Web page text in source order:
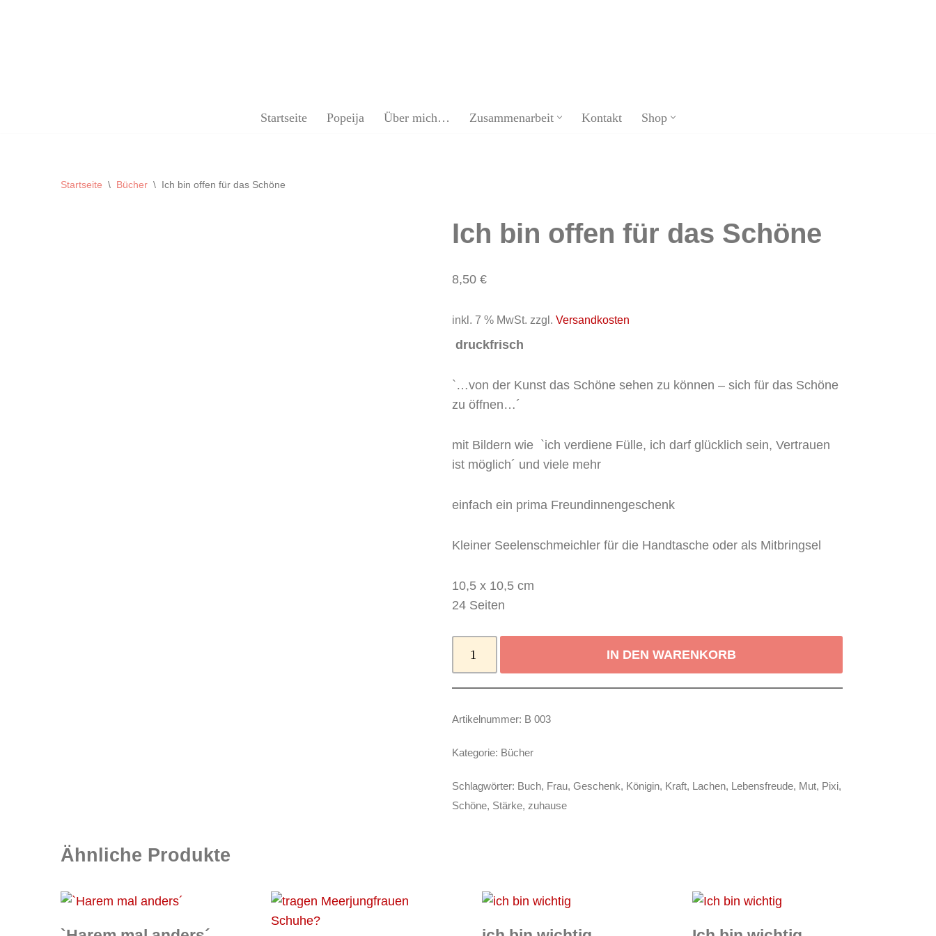
Startseite Popeija Über mich… Zusammenarbeit Kontakt Shop
Startseite \ Bücher \ Ich bin offen für das Schöne
Ich bin offen für das Schöne
8,50 €
inkl. 7 % MwSt. zzgl. Versandkosten
druckfrisch
`…von der Kunst das Schöne sehen zu können – sich für das Schöne
zu öffnen…´
mit Bildern wie `ich verdiene Fülle, ich darf glücklich sein, Vertrauen
ist möglich´ und viele mehr
einfach ein prima Freundinnengeschenk
Kleiner Seelenschmeichler für die Handtasche oder als Mitbringsel
10,5 x 10,5 cm
24 Seiten
IN DEN WARENKORB
Artikelnummer: B 003
Kategorie: Bücher
Schlagwörter: Buch, Frau, Geschenk, Königin, Kraft, Lachen, Lebensfreude, Mut, Pixi,
Schöne, Stärke, zuhause
Ähnliche Produkte